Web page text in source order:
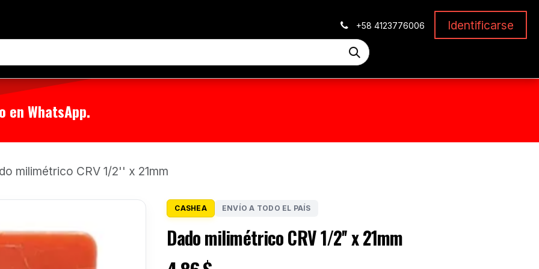
+58 4123776006 Identificarse
en WhatsApp.
milimétrico CRV 1/2'' x 21mm
CASHEA ENVÍO A TODO EL PAÍS
Dado milimétrico CRV 1/2'' x 21mm